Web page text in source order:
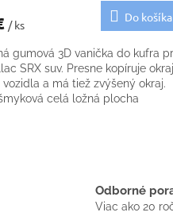
/ ks
Do košíka
gumová 3D vanička do kufra
SRX suv. Presne kopíruje
vozidla a má tiež zvýšený okraj.
celá ložná plocha
Odborné
Viac ako 20